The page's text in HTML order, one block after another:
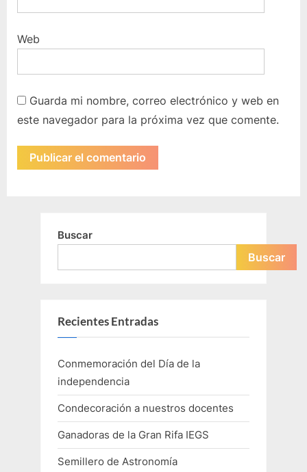
Web
Guarda mi nombre, correo electrónico y web en
este navegador para la próxima vez que comente.
Buscar
Buscar
Recientes Entradas
Conmemoración del Día de la
independencia
Condecoración a nuestros docentes
Ganadoras de la Gran Rifa IEGS
Semillero de Astronomía